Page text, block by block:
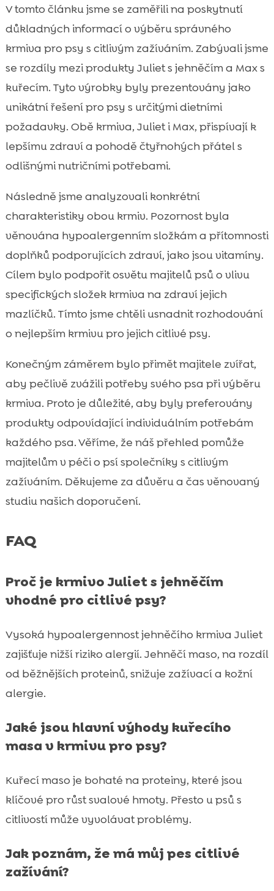
V tomto článku jsme se zaměřili na poskytnutí
důkladných informací o výběru správného
krmiva pro psy s citlivým zažíváním. Zabývali jsme
se rozdíly mezi produkty Juliet s jehněčím a Max s
kuřecím. Tyto výrobky byly prezentovány jako
unikátní řešení pro psy s určitými dietními
požadavky. Obě krmiva, Juliet i Max, přispívají k
lepšímu zdraví a pohodě čtyřnohých přátel s
odlišnými nutričními potřebami.
Následně jsme analyzovali konkrétní
charakteristiky obou krmiv. Pozornost byla
věnována hypoalergenním složkám a přítomnosti
doplňků podporujících zdraví, jako jsou vitamíny.
Cílem bylo podpořit osvětu majitelů psů o vlivu
specifických složek krmiva na zdraví jejich
mazlíčků. Tímto jsme chtěli usnadnit rozhodování
o nejlepším krmivu pro jejich citlivé psy.
Konečným záměrem bylo přimět majitele zvířat,
aby pečlivě zvážili potřeby svého psa při výběru
krmiva. Proto je důležité, aby byly preferovány
produkty odpovídající individuálním potřebám
každého psa. Věříme, že náš přehled pomůže
majitelům v péči o psí společníky s citlivým
zažíváním. Děkujeme za důvěru a čas věnovaný
studiu našich doporučení.
FAQ
Proč je krmivo Juliet s jehněčím
vhodné pro citlivé psy?
Vysoká hypoalergennost jehněčího krmiva Juliet
zajišťuje nižší riziko alergií. Jehněčí maso, na rozdíl
od běžnějších proteinů, snižuje zažívací a kožní
alergie.
Jaké jsou hlavní výhody kuřecího
masa v krmivu pro psy?
Kuřecí maso je bohaté na proteiny, které jsou
klíčové pro růst svalové hmoty. Přesto u psů s
citlivostí může vyvolávat problémy.
Jak poznám, že má můj pes citlivé
zažívání?